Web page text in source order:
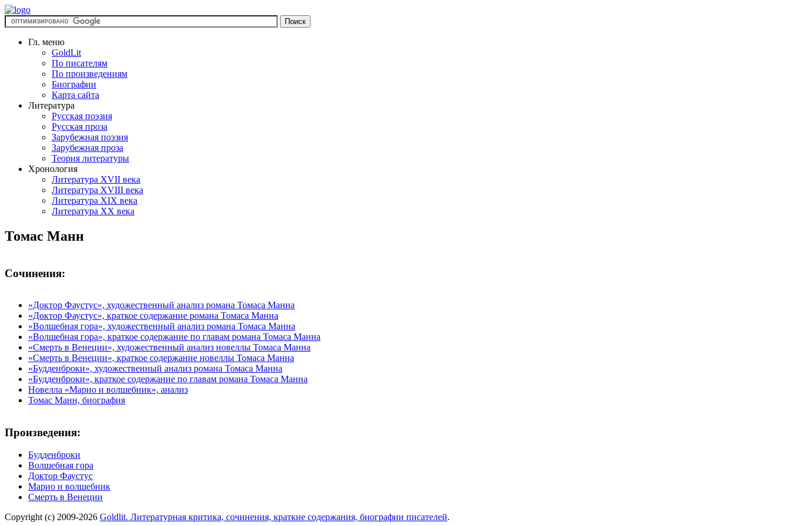
Гл. меню
GoldLit
По писателям
По произведениям
Биографии
Карта сайта
Литература
Русская поэзия
Русская проза
Зарубежная поэзия
Зарубежная проза
Теория литературы
Хронология
Литература XVII века
Литература XVIII века
Литература XIX века
Литература XX века
Томас Манн
Сочинения:
«Доктор Фаустус», художественный анализ романа Томаса Манна
«Доктор Фаустус», краткое содержание романа Томаса Манна
«Волшебная гора», художественный анализ романа Томаса Манна
«Волшебная гора», краткое содержание по главам романа Томаса Манна
«Смерть в Венеции», художественный анализ новеллы Томаса Манна
«Смерть в Венеции», краткое содержание новеллы Томаса Манна
«Будденброки», художественный анализ романа Томаса Манна
«Будденброки», краткое содержание по главам романа Томаса Манна
Новелла «Марио и волшебник», анализ
Томас Манн, биография
Произведения:
Будденброки
Волшебная гора
Доктор Фаустус
Марио и волшебник
Смерть в Венеции
Copyright (c) 2009-2026 Goldlit. Литературная критика, сочинения, краткие содержания, биографии писателей.